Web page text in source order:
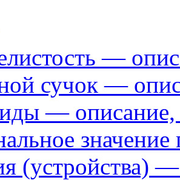
—
сучок —
— описание,
значение
(устройства)